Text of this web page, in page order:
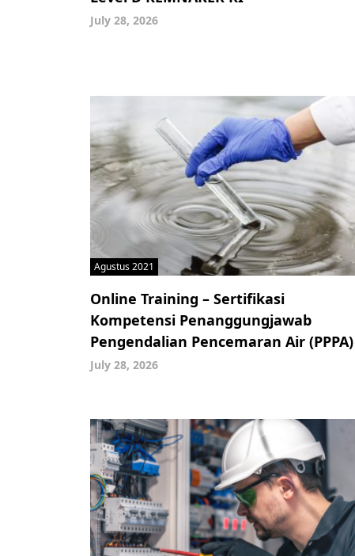
July 28, 2026
Agustus 2021
Online Training – Sertifikasi
Kompetensi Penanggungjawab
Pengendalian Pencemaran Air (PPPA)
July 28, 2026